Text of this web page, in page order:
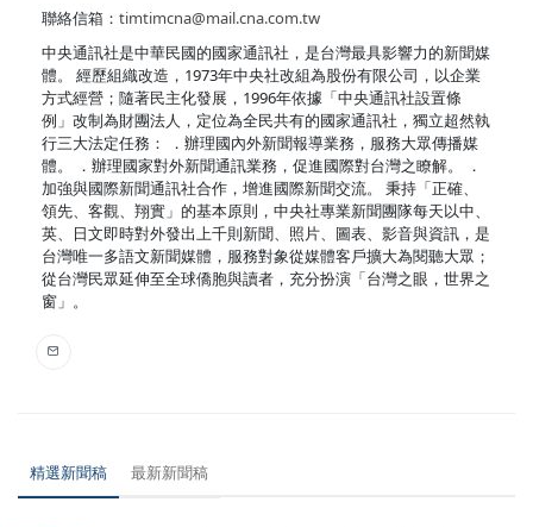
聯絡信箱： timtimcna@mail.cna.com.tw
中央通訊社是中華民國的國家通訊社，是台灣最具影響力的新聞媒
體。 經歷組織改造，1973年中央社改組為股份有限公司，以企業
方式經營；隨著民主化發展，1996年依據「中央通訊社設置條
例」改制為財團法人，定位為全民共有的國家通訊社，獨立超然執
行三大法定任務： ．辦理國內外新聞報導業務，服務大眾傳播媒
體。 ．辦理國家對外新聞通訊業務，促進國際對台灣之瞭解。 ．
加強與國際新聞通訊社合作，增進國際新聞交流。 秉持「正確、
領先、客觀、翔實」的基本原則，中央社專業新聞團隊每天以中、
英、日文即時對外發出上千則新聞、照片、圖表、影音與資訊，是
台灣唯一多語文新聞媒體，服務對象從媒體客戶擴大為閱聽大眾；
從台灣民眾延伸至全球僑胞與讀者，充分扮演「台灣之眼，世界之
窗」。
精選新聞稿 最新新聞稿